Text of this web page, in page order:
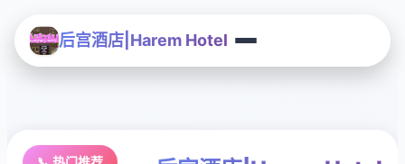
后宫酒店|Harem Hotel